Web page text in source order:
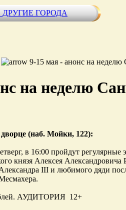
ДРУГИЕ ГОРОДА
9-15 мая - анонс на неделю
на неделю
(наб. Мойки, 122):
в 16:00 пройдут
князя Алексея
III и любимого дяди
АУДИТОРИЯ 12+